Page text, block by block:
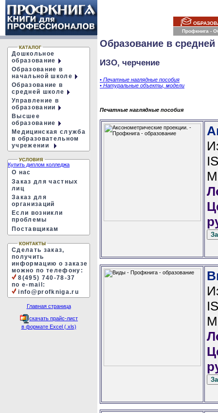
Профкнига -
Дошкольное
образование
Образование в
начальной школе
Образование в
средней школе
Управление в
образовании
Высшее
образование
Медицинская служба
в образовательном
учрежении
Купить диплом колледжа
О нас
Заказ для частных
лиц
Заказ для
организаций
Если возникли
проблемы
Поставщикам
Сделать заказ,
получить
информацию о заказе
можно по телефону:
8(495) 740-78-37
по e-mail:
info@profkniga.ru
Главная страница
скачать прайс-лист
в формате Excel (.xls)
Образование в
ИЗО, черчение
• Печатные наглядные пособия
• Натуральные объекты, модели
Печатные наглядные пособия